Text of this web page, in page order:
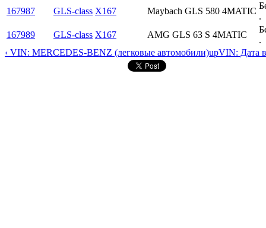
167987
GLS-class X167 Maybach GLS 580 4MATIC
.
167989
GLS-class X167 AMG GLS 63 S 4MATIC
.
‹ VIN: MERCEDES-BENZ (легковые автомобили)upVIN: Дата